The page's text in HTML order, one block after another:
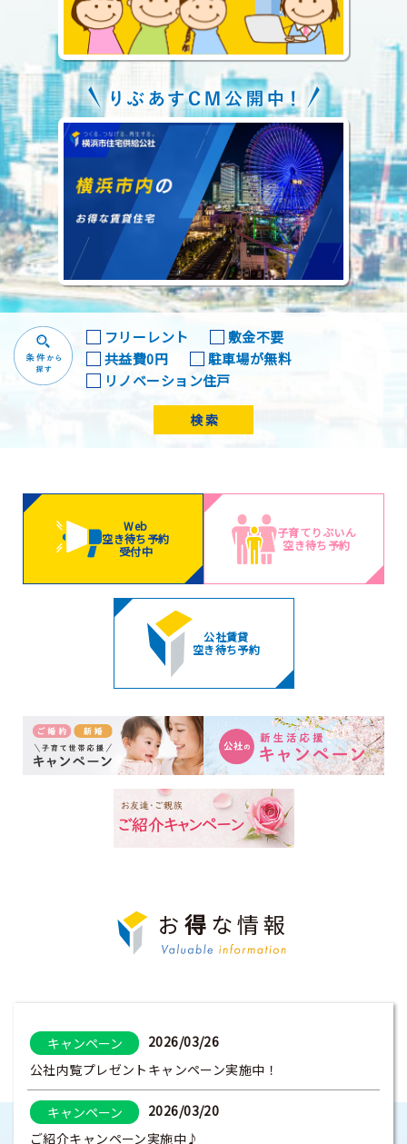
フリーレント
敷金不要
共益費0円
駐車場が無料
リノベーション住戸
検 索
Web
空き待ち予約
受付中
子育てりぶいん
空き待ち予約
公社賃貸
空き待ち予約
お得 な情報
キャンペーン
2026/03/26
公社内覧プレゼントキャンペーン実施中！
キャンペーン
2026/03/20
ご紹介キャンペーン実施中♪